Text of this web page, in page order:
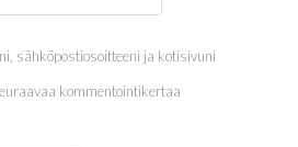
sähköpostiosoitteeni ja kotisivuni
kommentointikertaa